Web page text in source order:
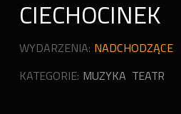
CIECHOCINEK
WYDARZENIA: NADCHODZĄCE
KATEGORIE: MUZYKA TEATR